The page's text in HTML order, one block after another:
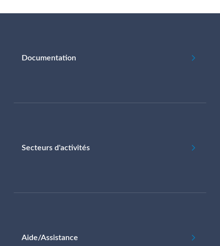
Documentation
Secteurs d'activités
Aide/Assistance